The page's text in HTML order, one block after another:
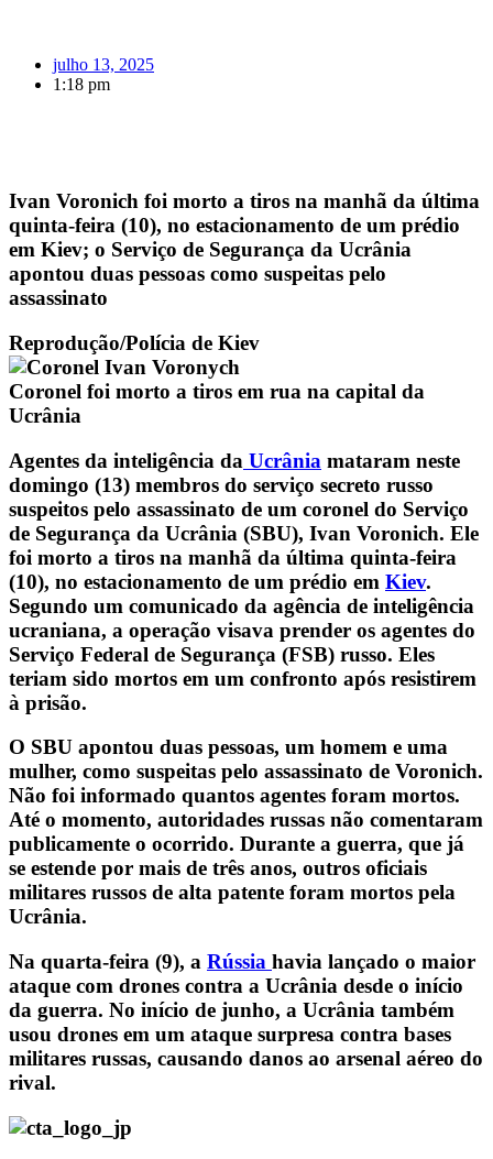
julho 13, 2025
1:18 pm
Ivan Voronich foi morto a tiros na manhã da última
quinta-feira (10), no estacionamento de um prédio
em Kiev; o Serviço de Segurança da Ucrânia
apontou duas pessoas como suspeitas pelo
assassinato
Reprodução/Polícia de Kiev
Coronel foi morto a tiros em rua na capital da
Ucrânia
Agentes da inteligência da Ucrânia mataram neste
domingo (13) membros do serviço secreto russo
suspeitos pelo assassinato de um coronel do Serviço
de Segurança da Ucrânia (SBU), Ivan Voronich. Ele
foi morto a tiros na manhã da última quinta-feira
(10), no estacionamento de um prédio em Kiev.
Segundo um comunicado da agência de inteligência
ucraniana, a operação visava prender os agentes do
Serviço Federal de Segurança (FSB) russo. Eles
teriam sido mortos em um confronto após resistirem
à prisão.
O SBU apontou duas pessoas, um homem e uma
mulher, como suspeitas pelo assassinato de Voronich.
Não foi informado quantos agentes foram mortos.
Até o momento, autoridades russas não comentaram
publicamente o ocorrido. Durante a guerra, que já
se estende por mais de três anos, outros oficiais
militares russos de alta patente foram mortos pela
Ucrânia.
Na quarta-feira (9), a Rússia havia lançado o maior
ataque com drones contra a Ucrânia desde o início
da guerra. No início de junho, a Ucrânia também
usou drones em um ataque surpresa contra bases
militares russas, causando danos ao arsenal aéreo do
rival.